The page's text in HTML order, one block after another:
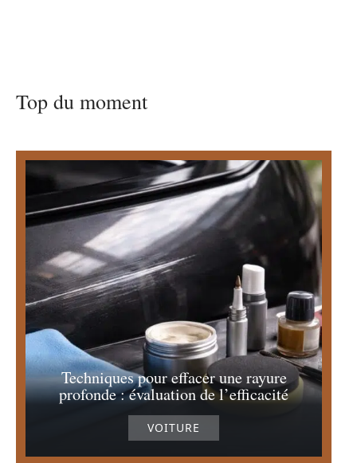
Top du moment
Techniques pour effacer une rayure
profonde : évaluation de l’efficacité
VOITURE